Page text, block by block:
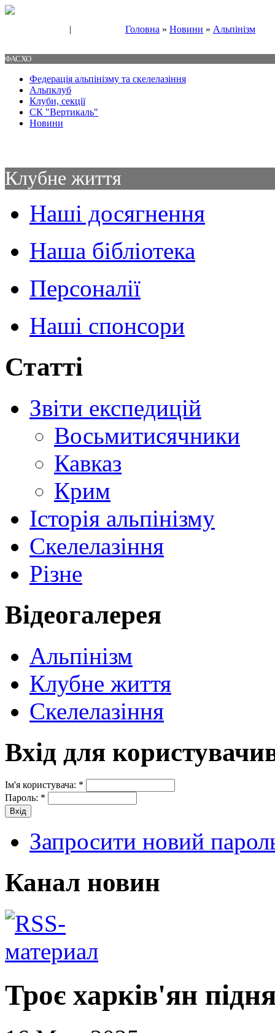
| Головна » Новини » Альпінізм
ФАСХО
Федерація альпінізму та скелелазіння
Альпклуб
Клуби, секції
СК "Вертикаль"
Новини
Клубне життя
Наші досягнення
Наша бібліотека
Персоналії
Наші спонсори
Статті
Звіти експедицій
Восьмитисячники
Кавказ
Крим
Історія альпінізму
Скелелазіння
Різне
Відеогалерея
Альпінізм
Клубне життя
Скелелазіння
Вхід для
Ім'я користувача: *
Пароль: *
Запросити новий
Канал новин
Троє харків'ян